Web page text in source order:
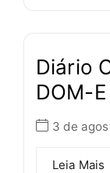
Diário
DOM-
3 de
Leia Mais